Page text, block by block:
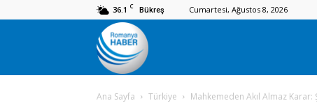
36.1 C Bükreş Cumartesi, Ağustos 8, 2026
Romanya
Haber
Ana Sayfa Türkiye Mahkemeden Akıl Almaz Karar: